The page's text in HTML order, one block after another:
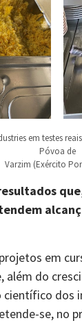
em testes
Póvoa de
Varzim (Exército
em
além do
científico dos
se, no